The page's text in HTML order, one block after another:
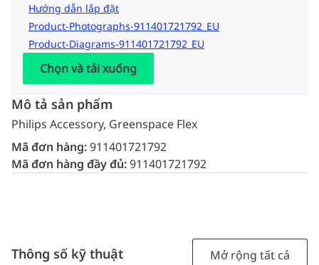
Hướng dẫn lắp đặt
Product-Photographs-911401721792_EU
Product-Diagrams-911401721792_EU
Chọn và tải xuống
Mô tả sản phẩm
Philips Accessory, Greenspace Flex
Mã đơn hàng:911401721792
Mã đơn hàng đầy đủ:911401721792
Thông số kỹ thuật Mở rộng tất cả